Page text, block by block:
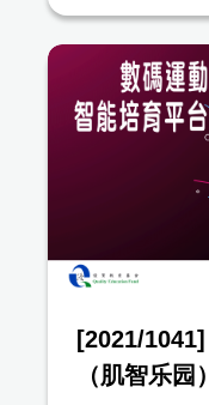
[2021/
（肌智乐园）